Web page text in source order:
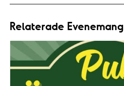
Relaterade Evenemang